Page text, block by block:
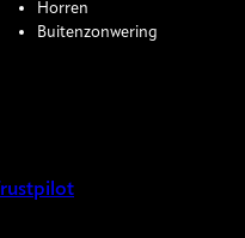
Horren
Buitenzonwering